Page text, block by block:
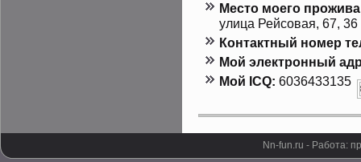
Местο мοего
улица Рейсовая, 67, 36
Контактный номер
Мой электронный
Мой ICQ: 6036433135
Nn-fun.ru - Работа: